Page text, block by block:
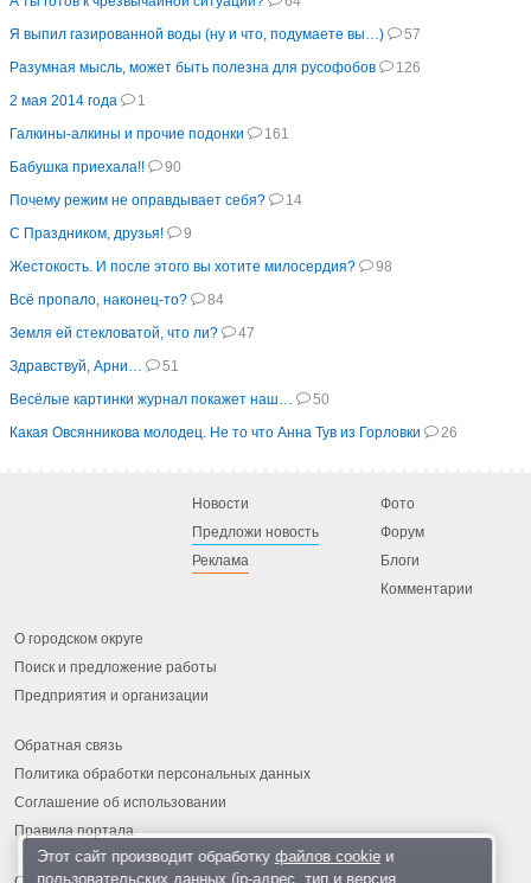
Я выпил газированной воды (ну и что, подумаете вы…)
57
Разумная мысль, может быть полезна для русофобов
126
2 мая 2014 года
1
Галкины-алкины и прочие подонки
161
Бабушка приехала!!
90
Почему режим не оправдывает себя?
14
С Праздником, друзья!
9
Жестокость. И после этого вы хотите милосердия?
98
Всё пропало, наконец-то?
84
Земля ей стекловатой, что ли?
47
Здравствуй, Арни…
51
Весёлые картинки журнал покажет наш…
50
Какая Овсянникова молодец. Не то что Анна Тув из Горловки
26
Новости
Предложи новость
Реклама
Фото
Форум
Блоги
Комментарии
О городском округе
Поиск и предложение работы
Предприятия и организации
Обратная связь
Политика обработки персональных данных
Соглашение об использовании
Правила портала
Этот сайт производит обработку файлов cookieи
пользовательских данных (ip-адрес, тип и версия